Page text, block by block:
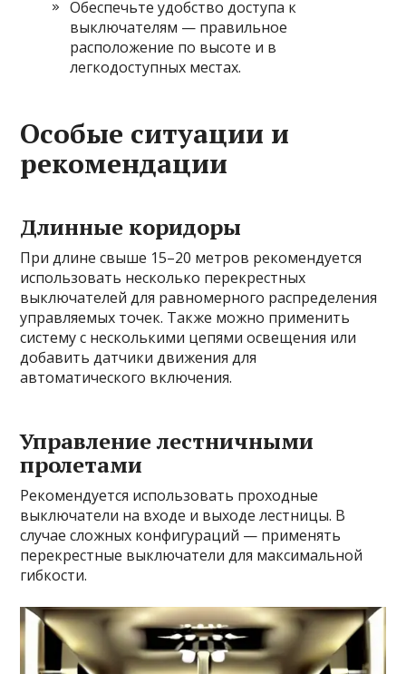
Обеспечьте удобство доступа к
выключателям — правильное
расположение по высоте и в
легкодоступных местах.
Особые ситуации и
рекомендации
Длинные коридоры
При длине свыше 15–20 метров рекомендуется
использовать несколько перекрестных
выключателей для равномерного распределения
управляемых точек. Также можно применить
систему с несколькими цепями освещения или
добавить датчики движения для
автоматического включения.
Управление лестничными
пролетами
Рекомендуется использовать проходные
выключатели на входе и выходе лестницы. В
случае сложных конфигураций — применять
перекрестные выключатели для максимальной
гибкости.